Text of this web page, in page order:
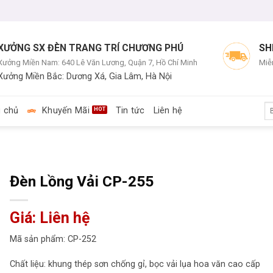
SX ĐÈN TRANG TRÍ CHƯƠNG PHÚ
Miền Nam: 640 Lê Văn Lương, Quận 7, Hồ Chí Minh
Miền Bắc: Dương Xá, Gia Lâm, Hà Nội
chủ Khuyến Mãi Tin tức Liên hệ
Đèn Lồng Vải CP-255
Giá: Liên hệ
Mã sản phẩm: CP-252
Chất liệu: khung thép sơn chống gỉ, bọc vải lụa hoa văn cao cấp